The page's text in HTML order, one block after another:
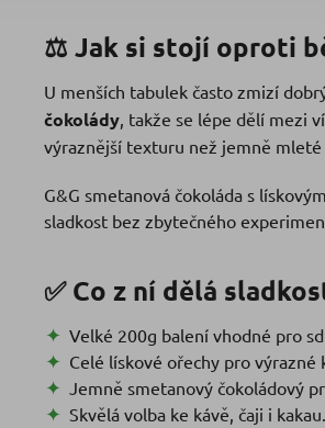
⚖️ Jak si stojí oproti
U menších tabulek často zmizí
čokolády, takže se lépe dělí mezi
výraznější texturu než jemně
G&G smetanová čokoláda s
sladkost bez zbytečného
✅ Co z ní dělá
Velké 200g balení vhodné pro
Celé lískové ořechy pro výrazné
Jemně smetanový čokoládový
Skvělá volba ke kávě, čaji i kakau.